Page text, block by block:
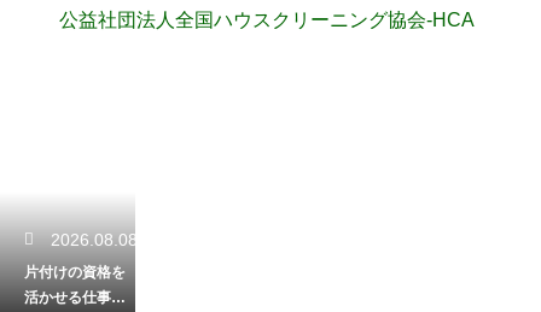
公益社団法人全国ハウスクリーニング協会-HCA
2026.08.08
片付けの資格を
活かせる仕事と